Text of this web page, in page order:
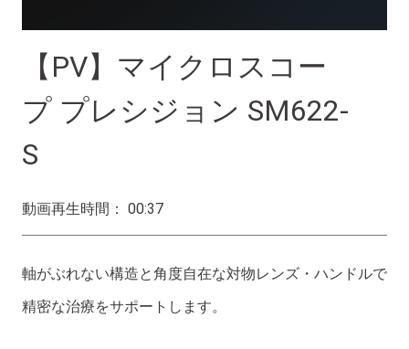
【PV】マイクロスコー
プ プレシジョン SM622-
S
動画再生時間： 00:37
軸がぶれない構造と角度自在な対物レンズ・ハンドルで
精密な治療をサポートします。